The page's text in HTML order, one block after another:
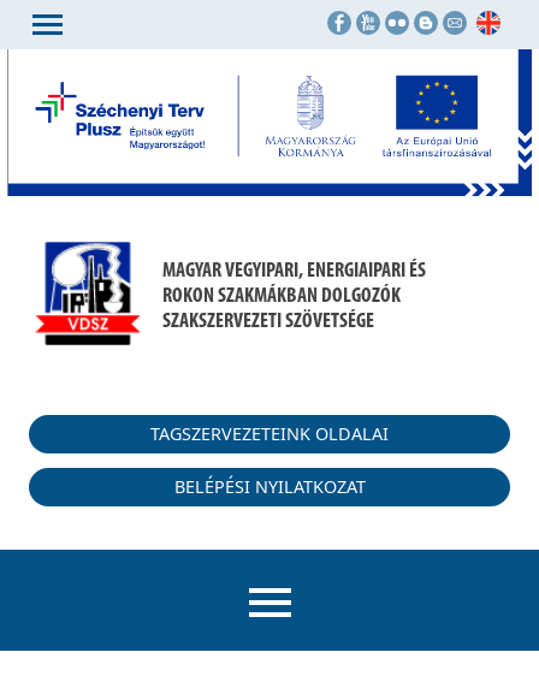
MAGYAR VEGYIPARI, ENERGIAIPARI ÉS
ROKON SZAKMÁKBAN DOLGOZÓK
SZAKSZERVEZETI SZÖVETSÉGE
TAGSZERVEZETEINK OLDALAI
BELÉPÉSI NYILATKOZAT